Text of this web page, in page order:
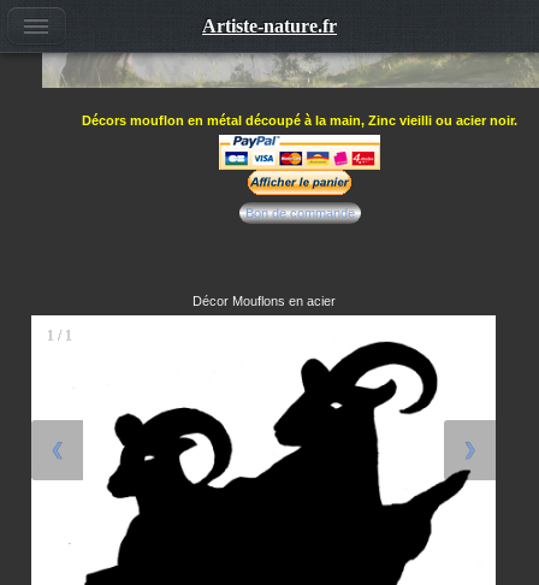
Décors mouflon en métal découpé à la main, Zinc vieilli ou acier noir.
Bon de commande
Décor Mouflons en acier
1 / 1
❮ ❯
Artiste-nature.fr